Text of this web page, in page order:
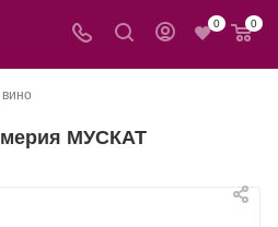
0 0
МУСКАТ